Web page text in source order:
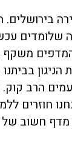
שלומדים
בביתנו
הרב
חוזרים
מדף חשוב